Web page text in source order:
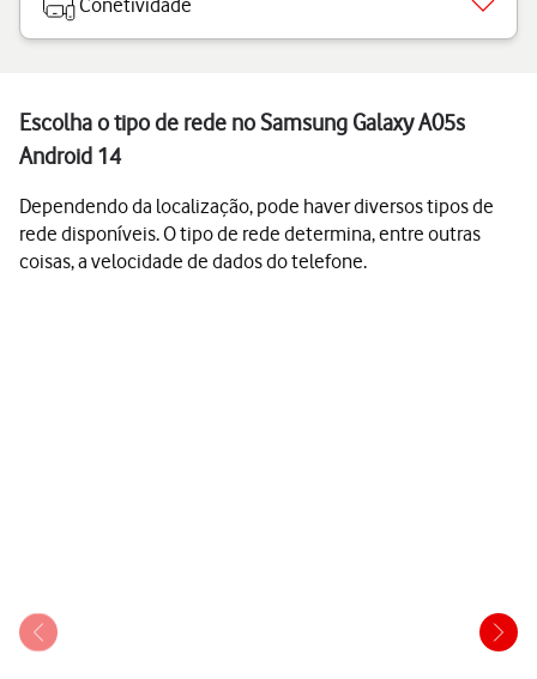
Conetividade
Escolha o tipo de rede no Samsung Galaxy A05s
Android 14
Dependendo da localização, pode haver diversos tipos de
rede disponíveis. O tipo de rede determina, entre outras
coisas, a velocidade de dados do telefone.